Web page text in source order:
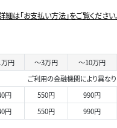
は「お支払い方法」をご覧ください
円 ～3万円 ～10万円
ご利用の金融機関により異な
円 550円 990円
円 550円 990円